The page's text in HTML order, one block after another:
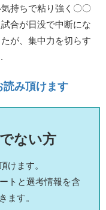
持ちで粘り強く〇〇
合が日没で中断にな
が、集中力を切らす
み頂けます
ない方
けます。
トと選考情報を含
ます。